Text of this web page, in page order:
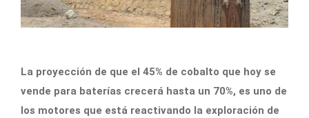
La proyección de que el 45% de cobalto que hoy se
vende para baterías crecerá hasta un 70%, es uno de
los motores que está reactivando la exploración de